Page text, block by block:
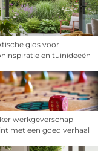
gids voor
en tuinideeën
werkgeverschap
met een goed verhaal